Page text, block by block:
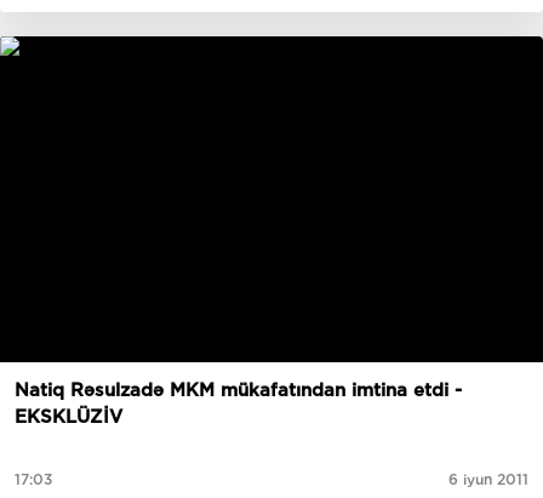
Natiq Rəsulzadə MKM mükafatından imtina etdi -
EKSKLÜZİV
17:03 6 iyun 2011